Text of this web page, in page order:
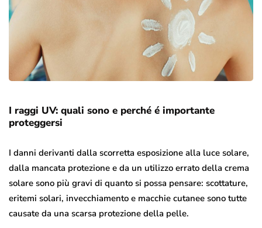
I raggi UV: quali sono e perché é importante
proteggersi
I danni derivanti dalla scorretta esposizione alla luce solare,
dalla mancata protezione e da un utilizzo errato della crema
solare sono più gravi di quanto si possa pensare: scottature,
eritemi solari, invecchiamento e macchie cutanee sono tutte
causate da una scarsa protezione della pelle.